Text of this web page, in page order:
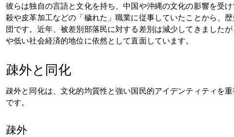
彼らは独自の言語と文化を持ち、中国や沖縄の文化の影響を受
殺や皮革加工などの「穢れた」職業に従事していたことから、
団です。近年、被差別部落民に対する差別は減少してきました
や低い社会経済的地位に依然として直面しています。
疎外と同化
疎外と同化は、文化的均質性と強い国民的アイデンティティを
です。
疎外